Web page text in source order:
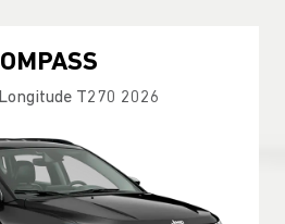
T270 2026